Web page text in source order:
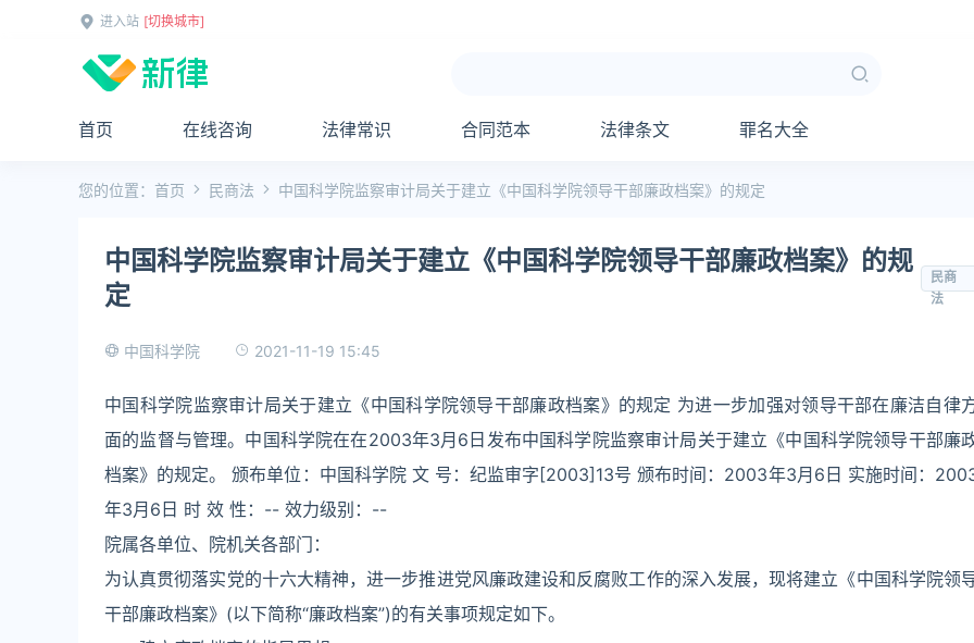
进入站 [切换城市]
首页 在线咨询 法律常识 合同范本 法律条文 罪名大全
您的位置： 首页 民商法 中国科学院监察审计局关于建立《中国科学院领导干部廉政档案》的规定
中国科学院监察审计局关于建立《中国科学院领导干部廉政档案》的规
定
民商
法
中国科学院 2021-11-19 15:45
中国科学院监察审计局关于建立《中国科学院领导干部廉政档案》的规定 为进一步加强对领导干部在廉洁自律
面的监督与管理。中国科学院在在2003年3月6日发布中国科学院监察审计局关于建立《中国科学院领导干部廉
档案》的规定。 颁布单位：中国科学院 文 号：纪监审字[2003]13号 颁布时间：2003年3月6日 实施时间：
年3月6日 时 效 性：-- 效力级别：--
院属各单位、院机关各部门：
为认真贯彻落实党的十六大精神，进一步推进党风廉政建设和反腐败工作的深入发展，现将建立《中国科学院领
干部廉政档案》(以下简称“廉政档案”)的有关事项规定如下。